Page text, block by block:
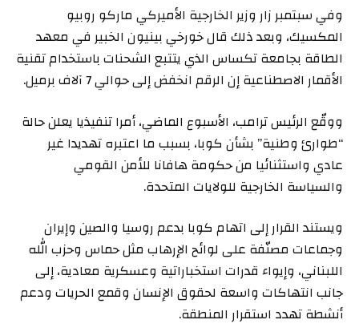
وفي سبتمبر زار وزير الخارجية الأميركي ماركو روبيو
المكسيك، وبعد ذلك قال خورخي بينيون الخبير في معهد
الطاقة بجامعة تكساس الذي يتتبع الشحنات باستخدام تقنية
الأقمار الاصطناعية إن الرقم انخفض إلى حوالي 7 آلاف برميل.
ووقّع الرئيس ترامب، الأسبوع الماضي، أمرا تنفيذيا يعلن حالة
“طوارئ وطنية” بشأن كوبا، بسبب ما اعتبره تهديدا غير
عادي واستثنائيا من حكومة هافانا للأمن القومي
والسياسة الخارجية للولايات المتحدة.
ويستند القرار إلى اتهام كوبا بدعم روسيا والصين وإيران
وجماعات مصنّفة على لوائح الإرهاب مثل حماس وحزب الله
اللبناني، وإيواء قدرات استخباراتية وعسكرية معادية، إلى
جانب انتهاكات واسعة لحقوق الإنسان وقمع الحريات ودعم
أنشطة تهدد استقرار المنطقة.